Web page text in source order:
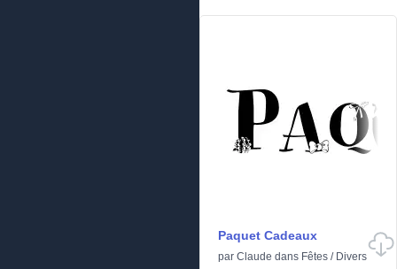
Paquet Cadeaux
par Claude dans Fêtes / Divers